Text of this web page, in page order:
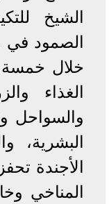
الشيخ
الصمود في
خلال
الغذاء
والسواحل
البشرية،
الأجندة
المناخي